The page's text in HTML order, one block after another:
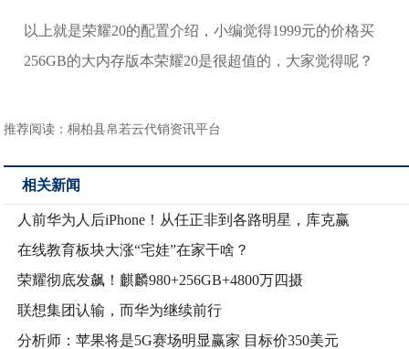
以上就是荣耀20的配置介绍，小编觉得1999元的价格买
256GB的大内存版本荣耀20是很超值的，大家觉得呢？
推荐阅读：桐柏县帛若云代销资讯平台
相关新闻
人前华为人后iPhone！从任正非到各路明星，库克赢
在线教育板块大涨“宅娃”在家干啥？
荣耀彻底发飙！麒麟980+256GB+4800万四摄
联想集团认输，而华为继续前行
分析师：苹果将是5G赛场明显赢家 目标价350美元